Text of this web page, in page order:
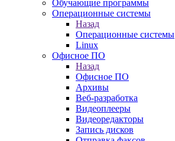
Обучающие программы
Операционные системы
Назад
Операционные системы
Linux
Офисное ПО
Назад
Офисное ПО
Архивы
Веб-разработка
Видеоплееры
Видеоредакторы
Запись дисков